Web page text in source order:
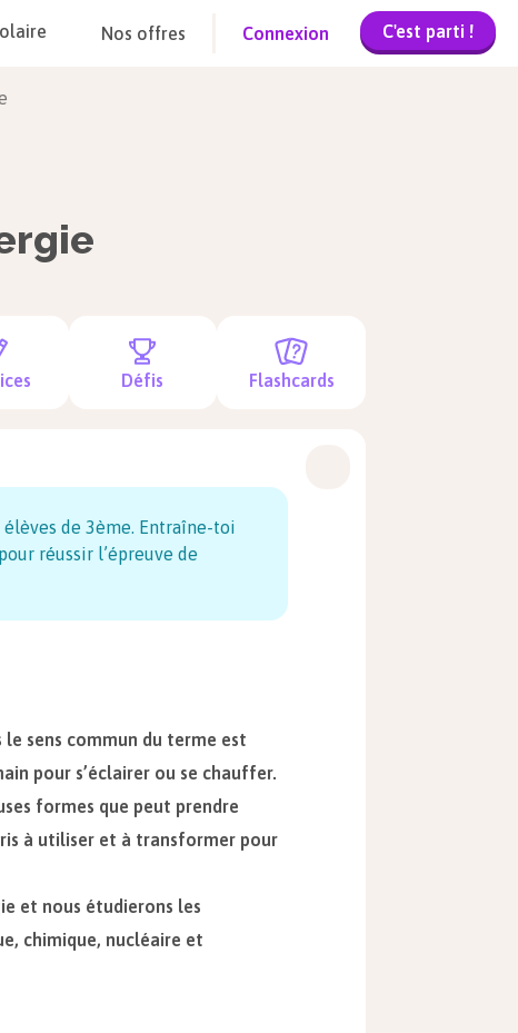
Nos offres Connexion C'est parti !
Défis Flashcards
de 3ème. Entraîne-toi
pour réussir l’épreuve de
le sens commun du terme est
pour s’éclairer ou se chauffer.
formes que peut prendre
à utiliser et à transformer pour
et nous étudierons les
chimique, nucléaire et